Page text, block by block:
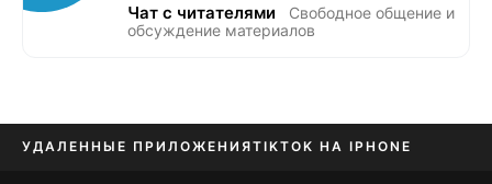
Чат с читателями
Свободное общение и
обсуждение материалов
УДАЛЕННЫЕ ПРИЛОЖЕНИЯTIKTOK НА IPHONE